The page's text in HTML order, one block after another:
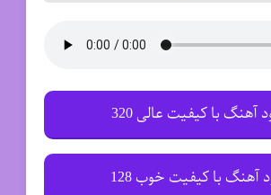
آهنگ با کیفیت عالی 320
آهنگ با کیفیت خوب 128